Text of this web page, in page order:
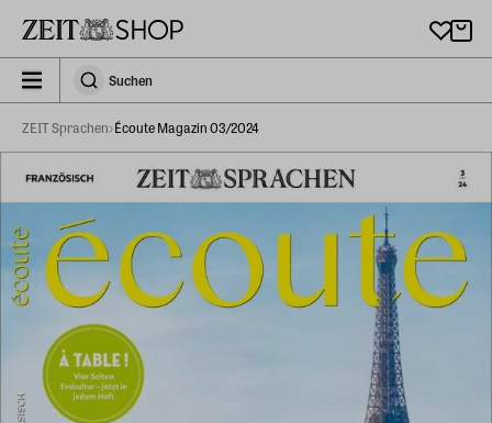
zeit_storefront.components.search.collapsed
SuchenSuchen
ZEIT Sprachen Écoute Magazin 03/2024